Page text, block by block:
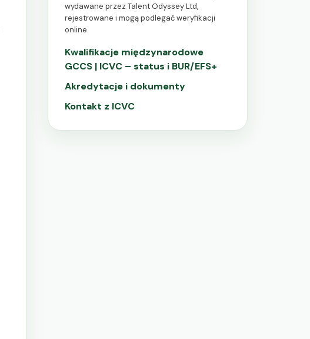
wydawane przez Talent Odyssey Ltd,
rejestrowane i mogą podlegać weryfikacji
online.
Kwalifikacje międzynarodowe
GCCS | ICVC – status i BUR/EFS+
Akredytacje i dokumenty
Kontakt z ICVC